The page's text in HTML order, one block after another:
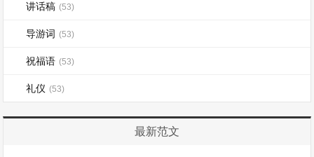
讲话稿 (53)
导游词 (53)
祝福语 (53)
礼仪 (53)
最新范文